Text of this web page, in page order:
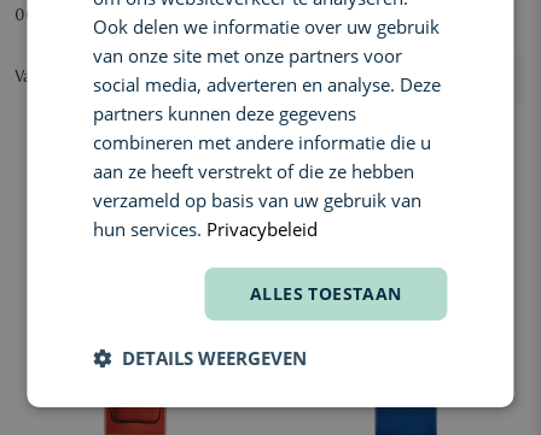
001 Woman Eau de Parfum
Vanaf € 110,00
Solo Elixir Eau de Parfum
€ 231,00
Ook delen we informatie over uw gebruik
van onze site met onze partners voor
social media, adverteren en analyse. Deze
partners kunnen deze gegevens
combineren met andere informatie die u
aan ze heeft verstrekt of die ze hebben
verzameld op basis van uw gebruik van
hun services. Privacybeleid
ALLES TOESTAAN
DETAILS WEERGEVEN